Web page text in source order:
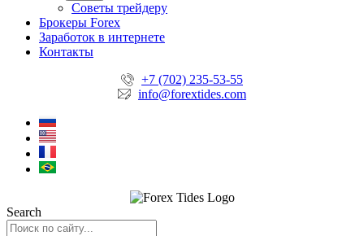
Советы трейдеру
Брокеры Forex
Заработок в интернете
Контакты
+7 (702) 235-53-55
info@forextides.com
Search